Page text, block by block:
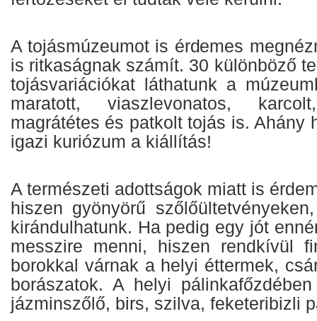
A tojásmúzeumot is érdemes
is ritkaságnak számít. 30 különböző
tojásvariációkat láthatunk a
maratott, viaszlevonatos,
magrátétes és patkolt tojás is. Ahány
igazi kuriózum a kiállítás!
A természeti adottságok miatt is
hiszen gyönyörű
kirándulhatunk. Ha pedig egy jót
messzire menni, hiszen rendkívül
borokkal várnak a helyi éttermek,
borászatok. A helyi
jázminszőlő, birs, szilva, feketeribizli